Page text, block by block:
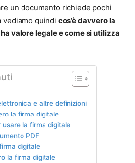
un documento richiede pochi
vediamo quindi cos’è davvero la
valore legale e come si utilizza
e altre definizioni
la firma digitale
usare la firma digitale
PDF
digitale
la firma digitale